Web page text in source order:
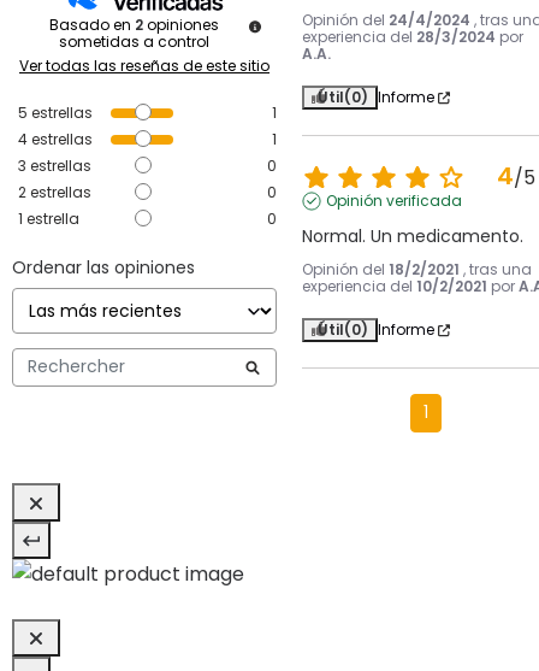
Basado en 2 opiniones
sometidas a control
Ver todas las reseñas de este sitio
5 estrellas
1
4estrellas
1
3 estrellas
0
2estrellas
0
1 estrella 0
Ordenar las opiniones
Opinión del 24/4/2024 , tras
experiencia del 28/3/2024 por
A.A.
Útil(0) Informe
4/5
Opinión verificada
Normal. Un medicamento.
Opinión del 18/2/2021 , tras una
experiencia del 10/2/2021 por
Útil(0) Informe
1